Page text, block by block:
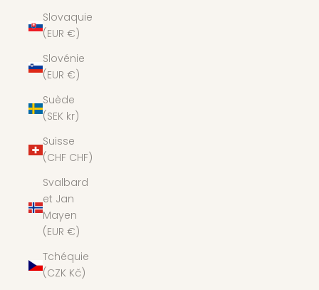
Slovaquie
(EUR €)
Slovénie
(EUR €)
Suède
(SEK kr)
Suisse
(CHF CHF)
Svalbard
et Jan
Mayen
(EUR €)
Tchéquie
(CZK Kč)